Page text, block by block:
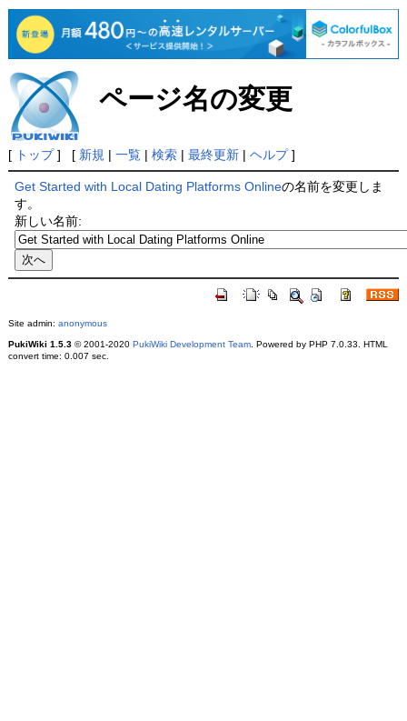
ページ名の変更
[ トップ] [ 新規 | 一覧| 検索| 最終更新| ヘルプ]
Get Started with Local Dating Platforms Onlineの名前を変更しま
す。
新しい名前:
Site admin: anonymous
PukiWiki 1.5.3© 2001-2020 PukiWiki Development Team. Powered by PHP 7.0.33. HTML
convert time: 0.007 sec.